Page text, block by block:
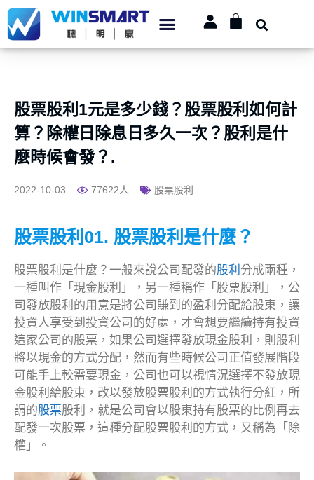
股票股利1元是多少錢？股票股利如何計
算？除權日除息日多久一次？股利是什
麼時候會發？.
2022-10-03 77622人 股票股利
股票股利01. 股票股利是什麼？
股票股利是什麼？一般來說公司配發的股利 分成兩種，
一種叫作「現金股利」，另一種稱作「股票股利」，公
司發放股利的用意是將公司賺到的盈利分配給股東，讓
投資人享受到投資公司的好處，才會想要繼續持有投資
這家公司的股票，如果公司選擇發放現金股利，則股利
將以現金的方式分配，然而有些時候公司正值發展階段
可能手上較需要現金，公司也可以視情況選擇不發放現
金股利給股東，改以發放股票股利的方式執行分紅，所
謂的股票股利，就是公司會以股東持有股票的比例再去
配發一次股票，這種分配股票股利的方式，又稱為「除
權」。